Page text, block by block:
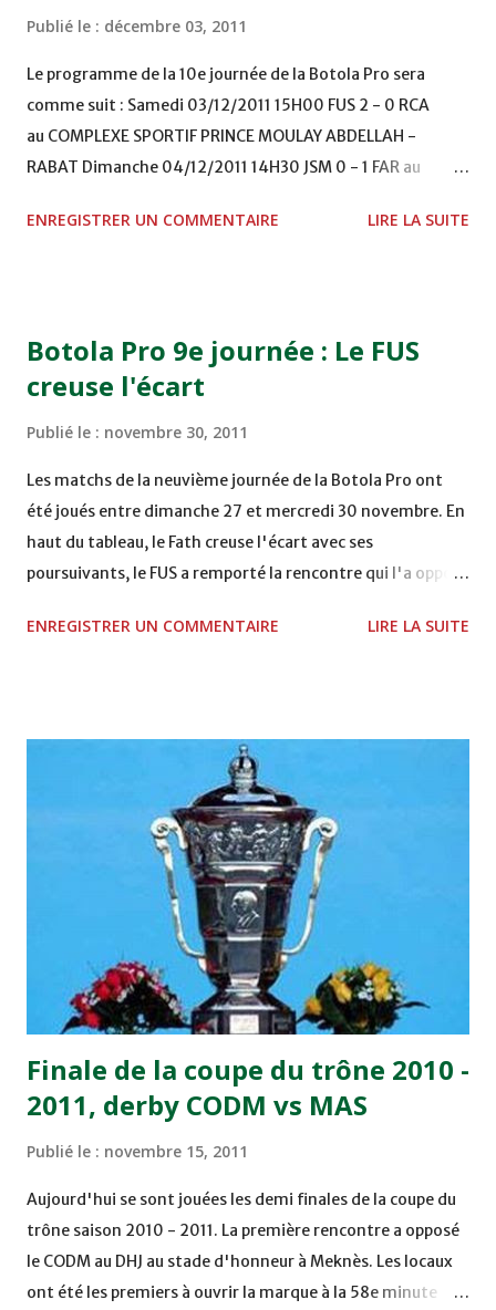
Publié le : décembre 03, 2011
Le programme de la 10e journée de la Botola Pro sera
comme suit : Samedi 03/12/2011 15H00 FUS 2 - 0 RCA
au COMPLEXE SPORTIF PRINCE MOULAY ABDELLAH -
RABAT Dimanche 04/12/2011 14H30 JSM 0 - 1 FAR au
TERRAIN EL ABDI - EL JADIDA 16h30 OCK 0 - 1 HUSA
Mardi 06/12/2011 15H00 WAF - OCS au COMPLEXE SPORTIF
DE FES - FES WAC - MAS Reporté pour cause de finale de la
ENREGISTRER UN COMMENTAIRE LIRE LA SUITE
Botola Pro 9e journée : Le FUS
creuse l'écart
Publié le : novembre 30, 2011
Les matchs de la neuvième journée de la Botola Pro ont
été joués entre dimanche 27 et mercredi 30 novembre. En
haut du tableau, le Fath creuse l'écart avec ses
poursuivants, le FUS a remporté la rencontre qui l'a opposé
2, Badr Kachani a ouvert la marque à la 38e pour les
joueurs soussis, et ont réussi à mener au score à la dernière
minute du temps réglementaire grâce à un but de Mourad
Benchrifa. Son poursuivant direct le CRA de son coté a
chuté à domicile face à l'OCK sur le score de 0 - 2. La
bonne affaire de la semaine a été réalisée par le Moghreb
de Tetouan qui s'est hissé à la deuxième place après avoir
remporté trois précieux points sur la pelouse du complexe
Moulay Abdallah face aux FAR grâce à un but marqué par
Abdeladim Khadrouf à la 61e...
ENREGISTRER UN COMMENTAIRE LIRE LA SUITE
Finale de la coupe du trône 2010 -
2011, derby CODM vs MAS
Publié le : novembre 15, 2011
Aujourd'hui se sont jouées les demi finales de la coupe du
trône saison 2010 - 2011. La première rencontre a opposé
le CODM au DHJ au stade d'honneur à Meknès. Les locaux
ont été les premiers à ouvrir la marque à la 58e minute